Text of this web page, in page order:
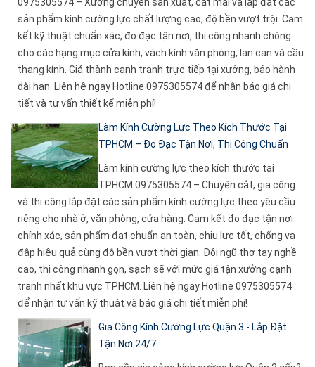
sản phẩm kính cường lực chất lượng cao, độ bền vượt trội. Cam
kết kỹ thuật chuẩn xác, đo đạc tận nơi, thi công nhanh chóng
cho các hạng mục cửa kính, vách kính văn phòng, lan can và cầu
thang kính. Giá thành cạnh tranh trực tiếp tại xưởng, bảo hành
dài hạn. Liên hệ ngay Hotline 0975305574 để nhận báo giá chi
tiết và tư vấn thiết kế miễn phí!
Làm Kính Cường Lực Theo Kích Thước Tại
TPHCM – Đo Đạc Tận Nơi, Thi Công Chuẩn
Làm kính cường lực theo kích thước tại
TPHCM 0975305574 – Chuyên cắt, gia công
và thi công lắp đặt các sản phẩm kính cường lực theo yêu cầu
riêng cho nhà ở, văn phòng, cửa hàng. Cam kết đo đạc tận nơi
chính xác, sản phẩm đạt chuẩn an toàn, chịu lực tốt, chống va
đập hiệu quả cùng độ bền vượt thời gian. Đội ngũ thợ tay nghề
cao, thi công nhanh gọn, sạch sẽ với mức giá tận xưởng cạnh
tranh nhất khu vực TPHCM. Liên hệ ngay Hotline 0975305574
để nhận tư vấn kỹ thuật và báo giá chi tiết miễn phí!
Gia Công Kính Cường Lực Quận 3 - Lắp Đặt
Tận Nơi 24/7